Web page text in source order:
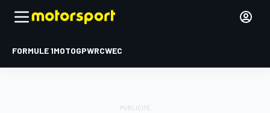
FORMULE 1MOTOGPWRCWEC